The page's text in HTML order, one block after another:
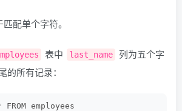
配单个字符。
表中 last_name
列为五个字
的所有记录：
FROM employees